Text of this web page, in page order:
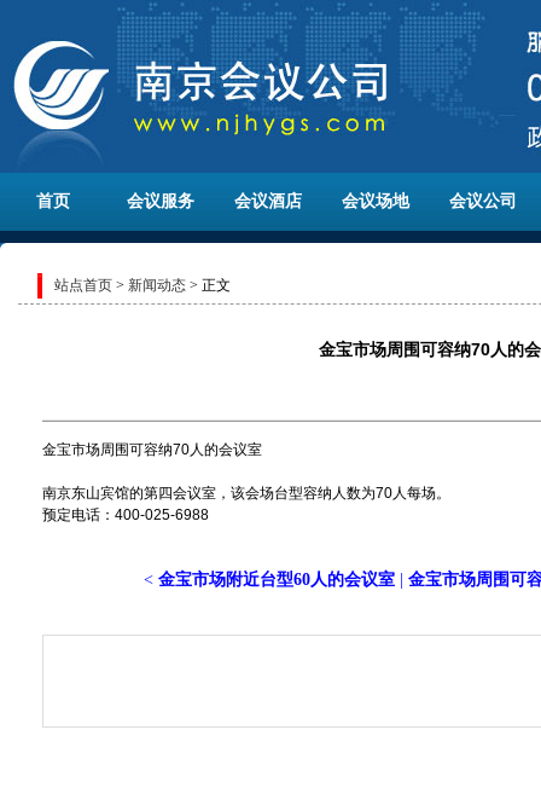
首页 会议服务 会议酒店 会议场地 会议公司
站点首页 > 新闻动态 > 正文
金宝市场周围可容纳70人的
金宝市场周围可容纳70人的会议室
南京东山宾馆的第四会议室，该会场台型容纳人数为70人每场。
预定电话：400-025-6988
< 金宝市场附近台型60人的会议室 金宝市场周围可